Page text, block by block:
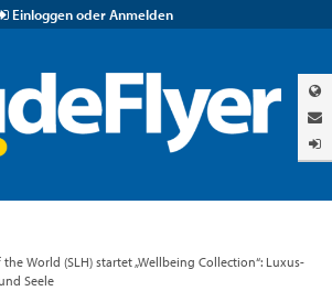
Einloggen oder Anmelden
World (SLH) startet „Wellbeing Collection“: Luxus-
Seele